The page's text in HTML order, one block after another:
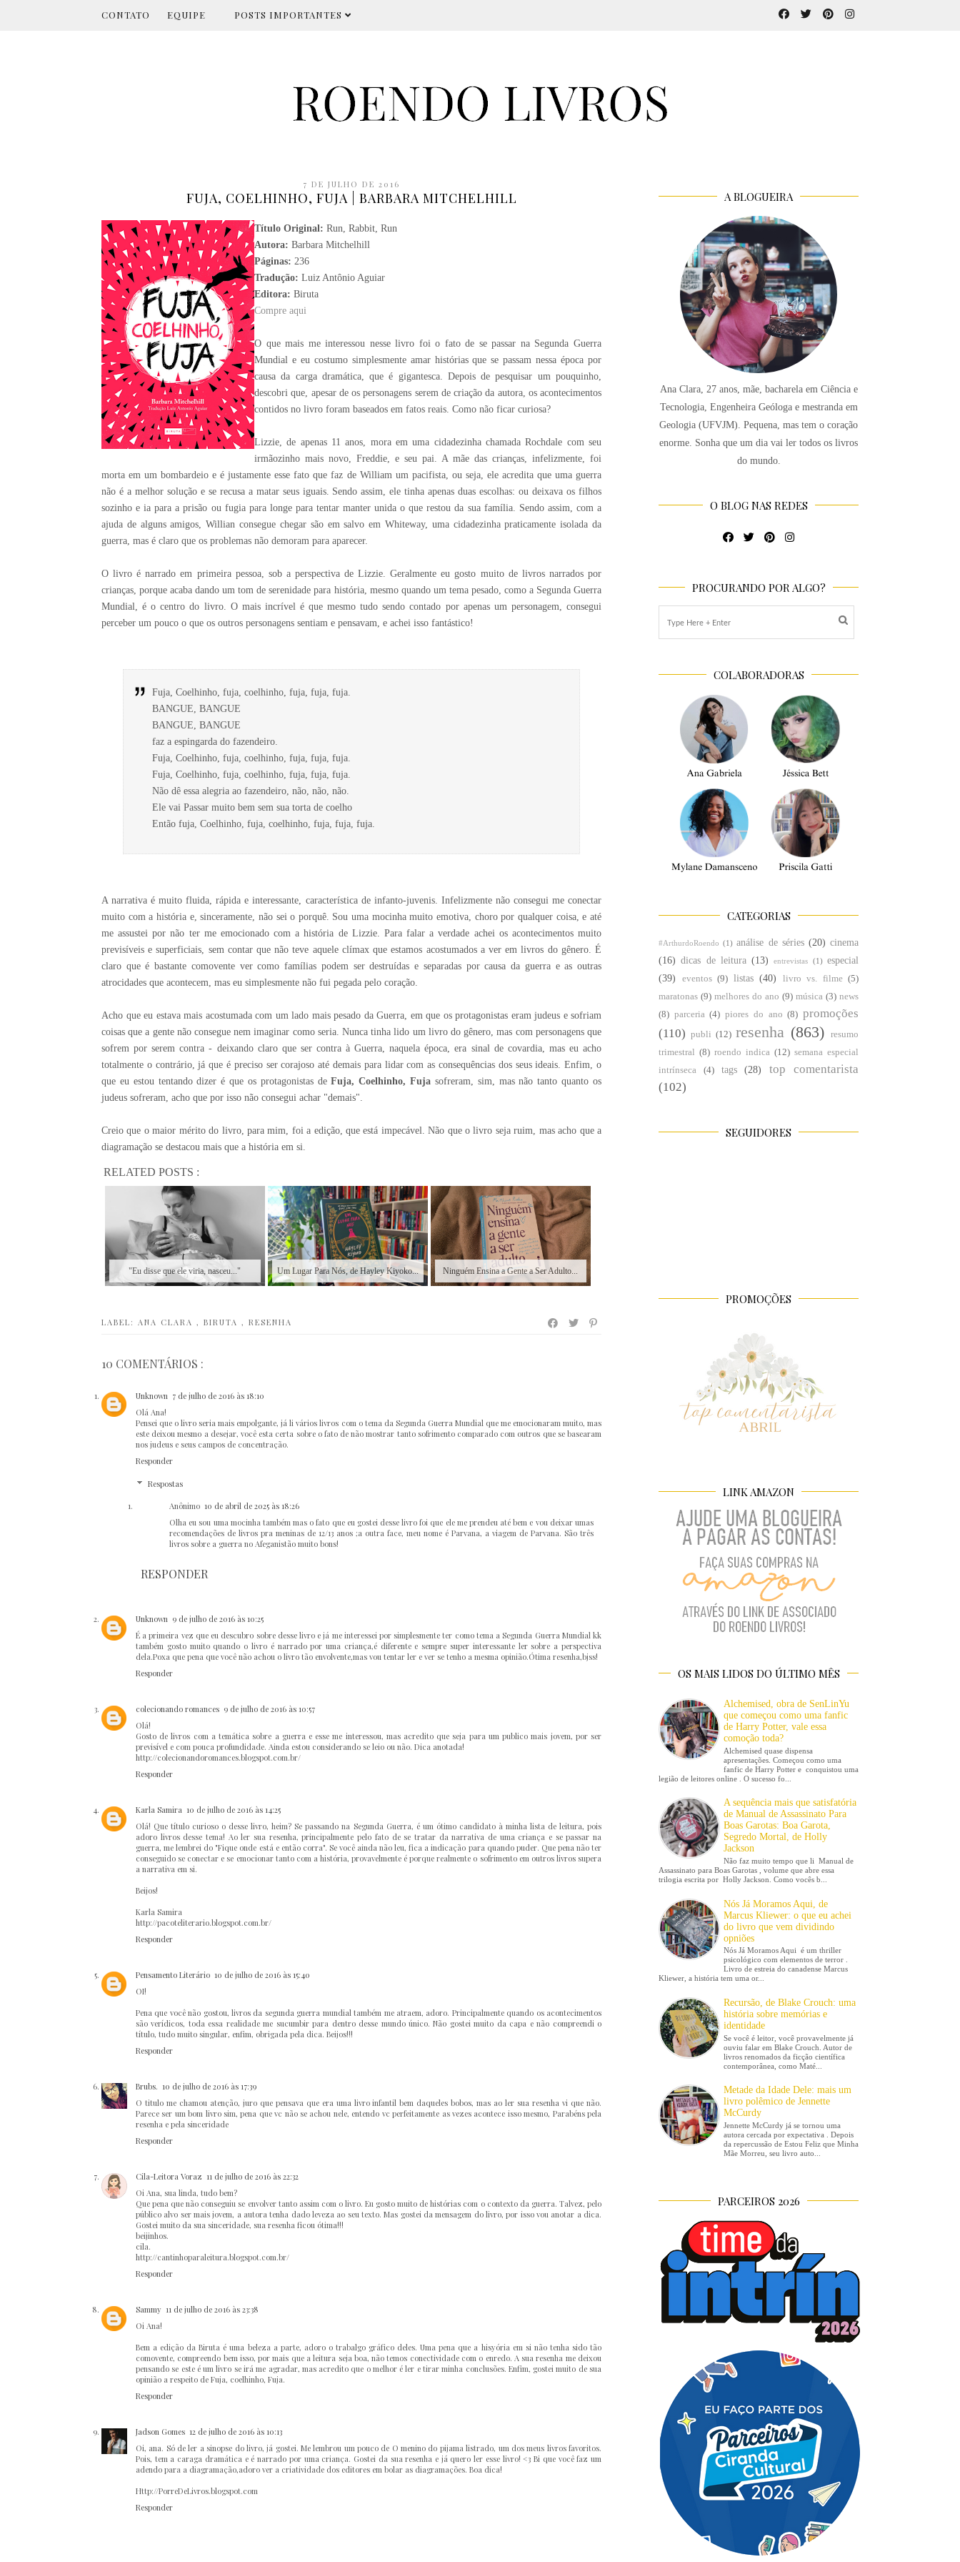
CONTATO EQUIPE POSTS IMPORTANTES
7 DE JULHO DE 2016
FUJA, COELHINHO, FUJA | BARBARA MITCHELHILL
Título Original: Run, Rabbit, Run
Autora: Barbara Mitchelhill
Páginas: 236
Tradução: Luiz Antônio Aguiar
Editora: Biruta
Compre aqui
O que mais me interessou nesse livro foi o fato de se passar na Segunda Guerra
Mundial e eu costumo simplesmente amar histórias que se passam nessa época por
causa da carga dramática, que é gigantesca. Depois de pesquisar um pouquinho,
descobri que, apesar de os personagens serem de criação da autora, os acontecimentos
contidos no livro foram baseados em fatos reais. Como não ficar curiosa?
Lizzie, de apenas 11 anos, mora em uma cidadezinha chamada Rochdale com seu
irmãozinho mais novo, Freddie, e seu pai. A mãe das crianças, infelizmente, foi
morta em um bombardeio e é justamente esse fato que faz de William um pacifista, ou seja, ele acredita que uma guerra
não é a melhor solução e se recusa a matar seus iguais. Sendo assim, ele tinha apenas duas escolhas: ou deixava os filhos
sozinho e ia para a prisão ou fugia para longe para tentar manter unida o que restou da sua família. Sendo assim, com a
ajuda de alguns amigos, Willian consegue chegar são em salvo em Whiteway, uma cidadezinha praticamente isolada da
guerra, mas é claro que os problemas não demoram para aparecer.
O livro é narrado em primeira pessoa, sob a perspectiva de Lizzie. Geralmente eu gosto muito de livros narrados por
crianças, porque acaba dando um tom de serenidade para história, mesmo quando um tema pesado, como a Segunda Guerra
Mundial, é o centro do livro. O mais incrível é que mesmo tudo sendo contado por apenas um personagem, consegui
perceber um pouco o que os outros personagens sentiam e pensavam, e achei isso fantástico!
Fuja, Coelhinho, fuja, coelhinho, fuja, fuja, fuja.
BANGUE, BANGUE
BANGUE, BANGUE
faz a espingarda do fazendeiro.
Fuja, Coelhinho, fuja, coelhinho, fuja, fuja, fuja.
Fuja, Coelhinho, fuja, coelhinho, fuja, fuja, fuja.
Não dê essa alegria ao fazendeiro, não, não, não.
Ele vai Passar muito bem sem sua torta de coelho
Então fuja, Coelhinho, fuja, coelhinho, fuja, fuja, fuja.
A narrativa é muito fluida, rápida e interessante, característica de infanto-juvenis. Infelizmente não consegui me conectar
muito com a história e, sinceramente, não sei o porquê. Sou uma mocinha muito emotiva, choro por qualquer coisa, e até
me assustei por não ter me emocionado com a história de Lizzie. Para falar a verdade achei os acontecimentos muito
previsíveis e superficiais, sem contar que não teve aquele clímax que estamos acostumados a ver em livros do gênero. É
claro que é bastante comovente ver como famílias podem ser destruídas e separadas por causa da guerra e as outras
atrocidades que acontecem, mas eu simplesmente não fui pegada pelo coração.
Acho que eu estava mais acostumada com um lado mais pesado da Guerra, em que os protagonistas eram judeus e sofriam
coisas que a gente não consegue nem imaginar como seria. Nunca tinha lido um livro do gênero, mas com personagens que
sofrem por serem contra - deixando claro que ser contra à Guerra, naquela época, era sinal de covardia, mas eu acho
totalmente o contrário, já que é preciso ser corajoso até demais para lidar com as consequências dos seus ideais. Enfim, o
que eu estou tentando dizer é que os protagonistas deFuja, Coelhinho, Fuja sofreram, sim, mas não tanto quanto os
judeus sofreram, acho que por isso não consegui achar "demais".
Creio que o maior mérito do livro, para mim, foi a edição, que está impecável. Não que o livro seja ruim, mas acho que a
diagramação se destacou mais que a história em si.
RELATED POSTS :
"Eu disse que ele viria, nasceu..." Um Lugar Para Nós, de Hayley Kiyoko... Ninguém Ensina a Gente a Ser Adulto...
LABEL: ANA CLARA , BIRUTA , RESENHA
10 COMENTÁRIOS :
Unknown 7 de julho de 2016 às 18:10
Olá Ana!
Pensei que o livro seria mais empolgante, já li vários livros com o tema da Segunda Guerra Mundial que me emocionaram muito, mas
este deixou mesmo a desejar, você esta certa sobre o fato de não mostrar tanto sofrimento comparado com outros que se basearam
nos judeus e seus campos de concentração.
Responder
Respostas
Anônimo 10 de abril de 2025 às 18:26
Olha eu sou uma mocinha também mas o fato que eu gostei desse livro foi que ele me prendeu até bem e vou deixar umas
recomendações de livros pra meninas de 12/13 anos ;a outra face, meu nome é Parvana, a viagem de Parvana. São três
livros sobre a guerra no Afeganistão muito bons!
RESPONDER
Unknown 9 de julho de 2016 às 10:25
É a primeira vez que eu descubro sobre desse livro e já me interessei por simplesmente ter como tema a Segunda Guerra Mundial kk
também gosto muito quando o livro é narrado por uma criança,é diferente e sempre super interessante ler sobre a perspectiva
dela.Poxa que pena que você não achou o livro tão envolvente,mas vou tentar ler e ver se tenho a mesma opinião.Ótima resenha,bjss!
Responder
colecionando romances 9 de julho de 2016 às 10:57
Olá!
Gosto de livros com a temática sobre a guerra e esse me interessou, mas acredito que seja para um publico mais jovem, por ser
previsível e com pouca profundidade. Ainda estou considerando se leio ou não. Dica anotada!
http://colecionandoromances.blogspot.com.br/
Responder
Karla Samira 10 de julho de 2016 às 14:25
Olá! Que título curioso o desse livro, heim? Se passando na Segunda Guerra, é um ótimo candidato à minha lista de leitura, pois
adoro livros desse tema! Ao ler sua resenha, principalmente pelo fato de se tratar da narrativa de uma criança e se passar na
guerra, me lembrei do "Fique onde está e então corra". Se você ainda não leu, fica a indicação para quando puder. Que pena não ter
conseguido se conectar e se emocionar tanto com a história, provavelmente é porque realmente o sofrimento em outros livros supera
a narrativa em si.
Beijos!
Karla Samira
http://pacoteliterario.blogspot.com.br/
Responder
Pensamento Literário 10 de julho de 2016 às 15:40
OI!
Pena que você não gostou, livros da segunda guerra mundial também me atraem, adoro. Principalmente quando os acontecimentos
são verídicos, toda essa realidade me sucumbir para dentro desse mundo único. Não gostei muito da capa e não compreendi o
título, tudo muito singular, enfim, obrigada pela dica. Beijos!!!
Responder
Brubs. 10 de julho de 2016 às 17:39
O titulo me chamou atenção, juro que pensava que era uma livro infantil bem daqueles bobos, mas ao ler sua resenha vi que não.
Parece ser um bom livro sim, pena que vc não se achou nele, entendo vc perfeitamente as vezes acontece isso mesmo, Parabéns pela
resenha e pela sinceridade
Responder
Cila-Leitora Voraz 11 de julho de 2016 às 22:32
Oi Ana, sua linda, tudo bem?
Que pena que não conseguiu se envolver tanto assim com o livro. Eu gosto muito de histórias com o contexto da guerra. Talvez, pelo
público alvo ser mais jovem, a autora tenha dado leveza ao seu texto. Mas gostei da mensagem do livro, por isso vou anotar a dica.
Gostei muito da sua sinceridade, sua resenha ficou ótima!!!
beijinhos.
cila.
http://cantinhoparaleitura.blogspot.com.br/
Responder
Sammy 11 de julho de 2016 às 23:38
Oi Ana!
Bem a edição da Biruta é uma beleza a parte, adoro o trabalgo gráfico deles. Uma pena que a hisyória em si não tenha sido tão
comovente, compreendo bem isso, por mais que a leitura seja boa, não temos conectividade com o enredo. A sua resenha me deixou
pensando se este é um livro se irá me agradar, mas acredito que o melhor é ler e tirar minha conclusões. Enfim, gostei muito de sua
opinião a respeito de Fuja, coelhinho, Fuja.
Responder
Jadson Gomes 12 de julho de 2016 às 10:13
Oi, ana. Só de ler a sinopse do livro, já gostei. Me lembrou um pouco de O menino do pijama listrado, um dos meus livros favoritos.
Pois, tem a caraga dramática e é narrado por uma criança. Gostei da sua resenha e já quero ler esse livro! <3 Bi que você faz um
adendo para a diagramação,adoro ver a criatividade dos editores em bolar as diagramações. Boa dica!
Http://PorreDeLivros.blogspot.com
Responder
A BLOGUEIRA
Ana Clara, 27 anos, mãe, bacharela em Ciência e
Tecnologia, Engenheira Geóloga e mestranda em
Geologia (UFVJM). Pequena, mas tem o coração
enorme. Sonha que um dia vai ler todos os livros
do mundo.
O BLOG NAS REDES
PROCURANDO POR ALGO?
COLABORADORAS
CATEGORIAS
#ArthurdoRoendo (1) análise de séries (20) cinema
(16) dicas de leitura (13) entrevistas (1) especial
(39)
eventos (9) listas (40) livro vs. filme (5)
maratonas (9) melhores do ano (9) música (3) news
(8) parceria (4) piores do ano (8) promoções
(110) publi (12) resenha (863)
resumo
trimestral (8) roendo indica (12) semana especial
intrínseca
(4) tags (28)
top comentarista
(102)
SEGUIDORES
PROMOÇÕES
LINK AMAZON
OS MAIS LIDOS DO ÚLTIMO MÊS
Alchemised, obra de SenLinYu
que começou como uma fanfic
de Harry Potter, vale essa
comoção toda?
Alchemised quase dispensa
apresentações. Começou como uma
fanfic de Harry Potter e conquistou uma
legião de leitores online . O sucesso fo...
A sequência mais que satisfatória
de Manual de Assassinato Para
Boas Garotas: Boa Garota,
Segredo Mortal, de Holly
Jackson
Não faz muito tempo que li Manual de
Assassinato para Boas Garotas , volume que abre essa
trilogia escrita por Holly Jackson. Como vocês b...
Nós Já Moramos Aqui, de
Marcus Kliewer: o que eu achei
do livro que vem dividindo
opniões
Nós Já Moramos Aqui é um thriller
psicológico com elementos de terror .
Livro de estreia do canadense Marcus
Kliewer, a história tem uma or...
Recursão, de Blake Crouch: uma
história sobre memórias e
identidade
Se você é leitor, você provavelmente já
ouviu falar em Blake Crouch. Autor de
livros renomados da ficção científica
contemporânea, como Maté...
Metade da Idade Dele: mais um
livro polêmico de Jennette
McCurdy
Jennette McCurdy já se tornou uma
autora cercada por expectativa . Depois
da repercussão de Estou Feliz que Minha
Mãe Morreu, seu livro auto...
PARCEIROS 2026